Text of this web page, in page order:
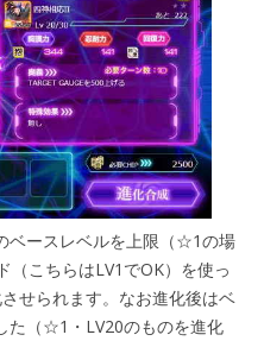
ベースレベルを上限（☆1の場
（こちらはLV1でOK）を使っ
せられます。なお進化後はベ
た（☆1・LV20のものを進化